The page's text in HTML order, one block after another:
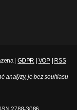
|GDPR VOP| RSS
analýzy, je bez souhlasu